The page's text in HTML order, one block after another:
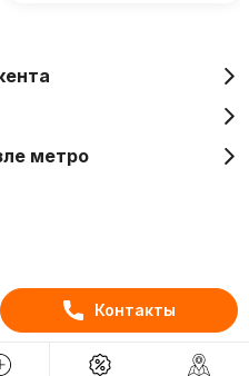
Контакты
метро